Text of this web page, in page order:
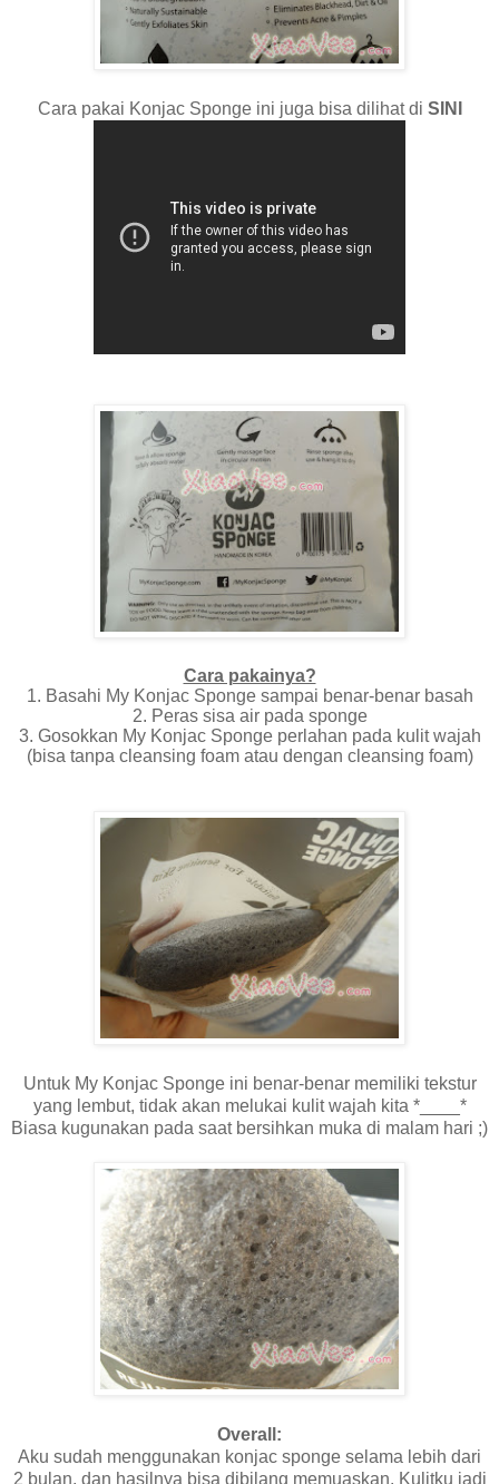
Cara pakai Konjac Sponge ini juga bisa dilihat di SINI
Cara pakainya?
1. Basahi My Konjac Sponge sampai benar-benar basah
2. Peras sisa air pada sponge
3. Gosokkan My Konjac Sponge perlahan pada kulit wajah
(bisa tanpa cleansing foam atau dengan cleansing foam)
Untuk My Konjac Sponge ini benar-benar memiliki tekstur
yang lembut, tidak akan melukai kulit wajah kita *____*
Biasa kugunakan pada saat bersihkan muka di malam hari ;)
Overall:
Aku sudah menggunakan konjac sponge selama lebih dari
2 bulan, dan hasilnya bisa dibilang memuaskan. Kulitku jadi